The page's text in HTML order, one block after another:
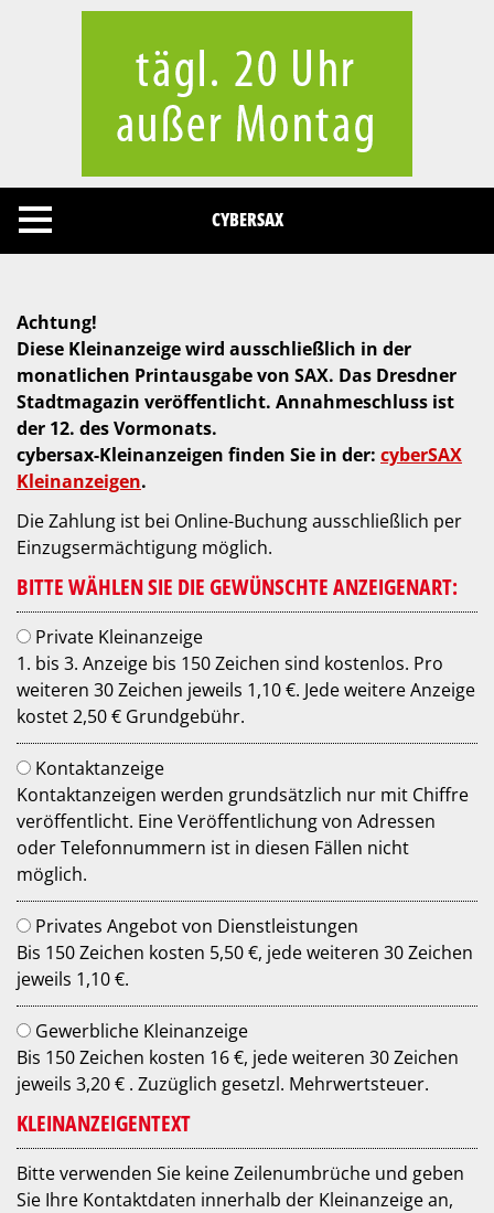
CYBERSAX
Achtung!
Diese Kleinanzeige wird ausschließlich in der
monatlichen Printausgabe von SAX. Das Dresdner
Stadtmagazin veröffentlicht. Annahmeschluss ist
der 12. des Vormonats.
cybersax-Kleinanzeigen finden Sie in der: cyberSAX
Kleinanzeigen.
Die Zahlung ist bei Online-Buchung ausschließlich per
Einzugsermächtigung möglich.
BITTE WÄHLEN SIE DIE GEWÜNSCHTE ANZEIGENART:
Private Kleinanzeige
1. bis 3. Anzeige bis 150 Zeichen sind kostenlos. Pro
weiteren 30 Zeichen jeweils 1,10 €. Jede weitere Anzeige
kostet 2,50 € Grundgebühr.
Kontaktanzeige
Kontaktanzeigen werden grundsätzlich nur mit Chiffre
veröffentlicht. Eine Veröffentlichung von Adressen
oder Telefonnummern ist in diesen Fällen nicht
möglich.
Privates Angebot von Dienstleistungen
Bis 150 Zeichen kosten 5,50 €, jede weiteren 30 Zeichen
jeweils 1,10 €.
Gewerbliche Kleinanzeige
Bis 150 Zeichen kosten 16 €, jede weiteren 30 Zeichen
jeweils 3,20 € . Zuzüglich gesetzl. Mehrwertsteuer.
KLEINANZEIGENTEXT
Bitte verwenden Sie keine Zeilenumbrüche und geben
Sie Ihre Kontaktdaten innerhalb der Kleinanzeige an,
Cookies management panel